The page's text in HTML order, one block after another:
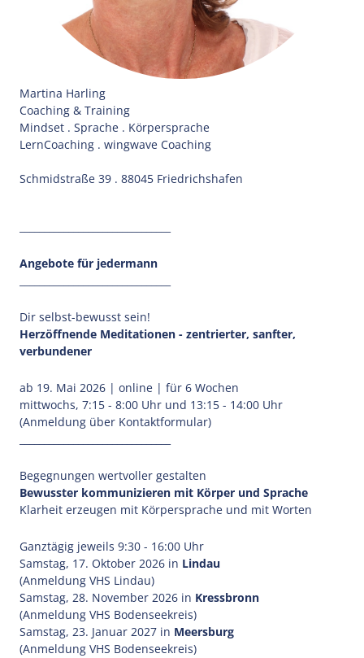
Martina Harling
Coaching & Training
Mindset . Sprache . Körpersprache
LernCoaching . wingwave Coaching
Schmidstraße 39 . 88045 Friedrichshafen
Angebote für jedermann
Dir selbst-bewusst sein!
Herzöffnende Meditationen - zentrierter, sanfter,
verbundener
ab 19. Mai 2026 | online | für 6 Wochen
mittwochs, 7:15 - 8:00 Uhr und 13:15 - 14:00 Uhr
(Anmeldung über Kontaktformular)
Begegnungen wertvoller gestalten
Bewusster kommunizieren mit Körper und Sprache
Klarheit erzeugen mit Körpersprache und mit Worten
Ganztägig jeweils 9:30 - 16:00 Uhr
Samstag, 17. Oktober 2026 in Lindau
(Anmeldung VHS Lindau)
Samstag, 28. November 2026 in Kressbronn
(Anmeldung VHS Bodenseekreis)
Samstag, 23. Januar 2027 in Meersburg
(Anmeldung VHS Bodenseekreis)